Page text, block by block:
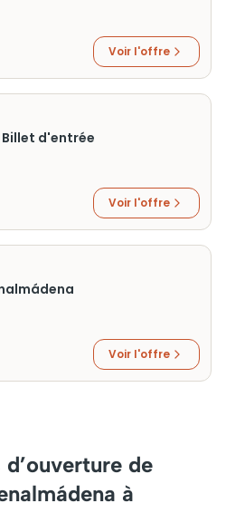
Voir l'offre
Billet d'entrée
Voir l'offre
Voir l'offre
de
à